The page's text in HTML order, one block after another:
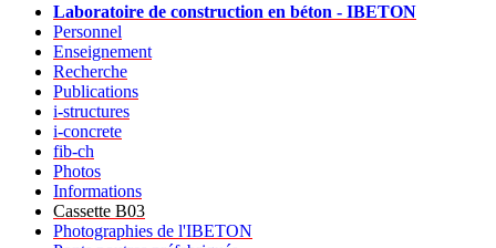
Laboratoire de construction en béton - IBETON
Personnel
Enseignement
Recherche
Publications
i-structures
i-concrete
fib-ch
Photos
Informations
Cassette B03
Photographies de l'IBETON